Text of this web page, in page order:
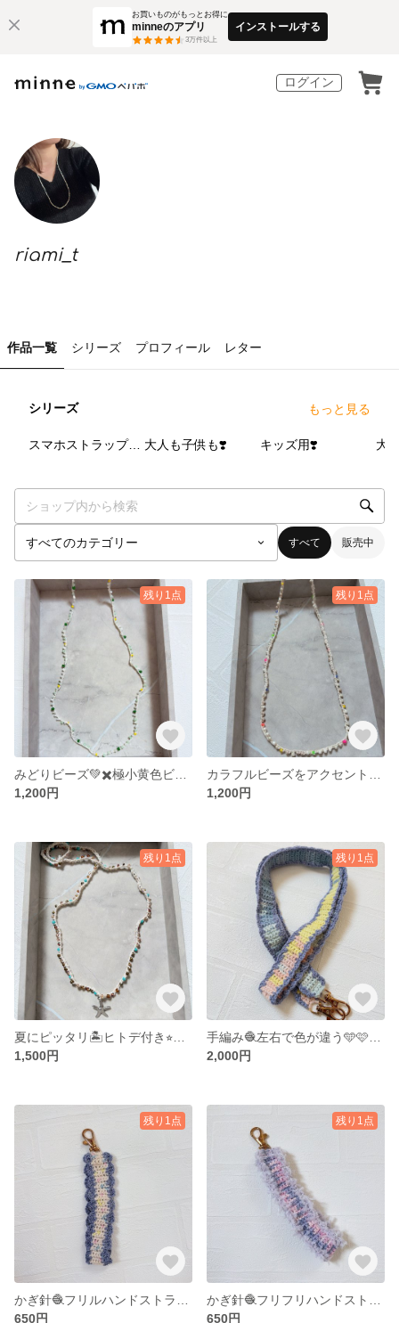
お買いものがもっとお得に
minneのアプリ
3万件以上
インストールする
ログイン
riami_t
作品一覧 シリーズ プロフィール レター
シリーズ もっと見る
スマホストラップ❣️ショルダータイプ 大人も子供も❣️ キッズ用❣️ 大
すべて 販売中
残り1点
1,200円
残り1点
1,200円
残り1点
1,500円
残り1点
2,000円
残り1点
650円
残り1点
650円